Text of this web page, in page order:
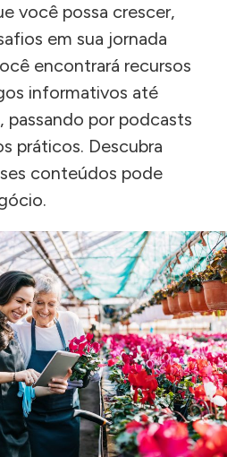
você possa crescer,
em sua jornada
encontrará recursos
informativos até
passando por podcasts
práticos. Descubra
conteúdos pode